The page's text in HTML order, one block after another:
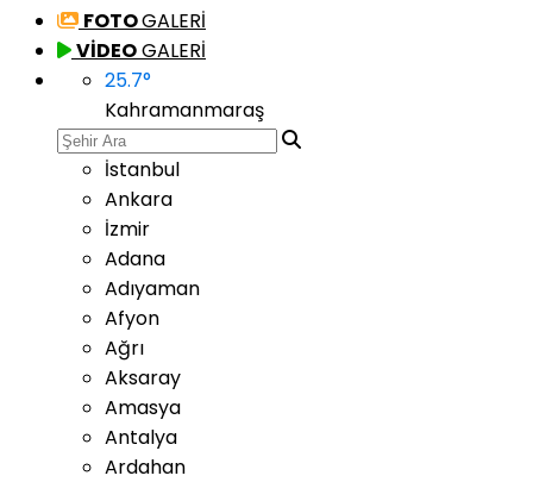
FOTOGALERİ
VİDEOGALERİ
25.7°
Kahramanmaraş
İstanbul
Ankara
İzmir
Adana
Adıyaman
Afyon
Ağrı
Aksaray
Amasya
Antalya
Ardahan